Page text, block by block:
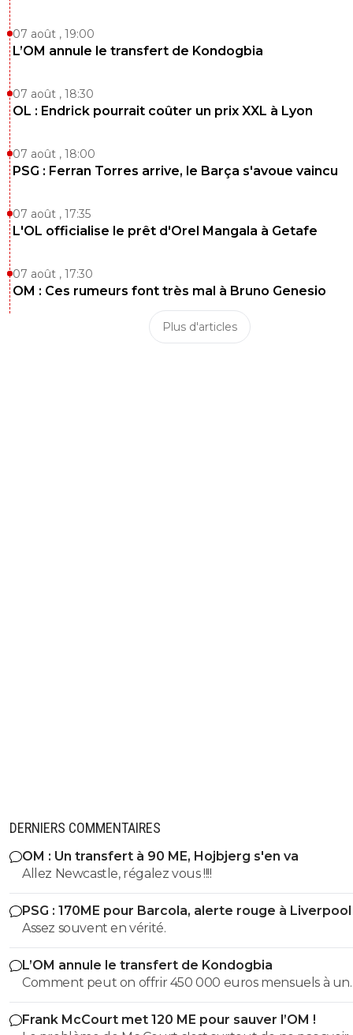
07 août , 19:00
L’OM annule le transfert de Kondogbia
07 août , 18:30
OL : Endrick pourrait coûter un prix XXL à Lyon
07 août , 18:00
PSG : Ferran Torres arrive, le Barça s'avoue vaincu
07 août , 17:35
L'OL officialise le prêt d'Orel Mangala à Getafe
07 août , 17:30
OM : Ces rumeurs font très mal à Bruno Genesio
Plus d'articles
DERNIERS COMMENTAIRES
OM : Un transfert à 90 ME, Hojbjerg s'en va
Allez Newcastle, régalez vous !!!!
PSG : 170ME pour Barcola, alerte rouge à Liverpool
Assez souvent en vérité.
L’OM annule le transfert de Kondogbia
Comment peut on offrir 450 000 euros mensuels à un
joueur trop souvent blessé et qui est somme toute
son âge??? Kondogbia doit partir il n'est plus d'aucun
Frank McCourt met 120 ME pour sauver l’OM !